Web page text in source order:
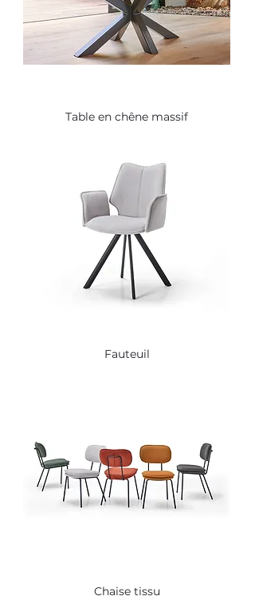
Table en chêne massif
Fauteuil
Chaise tissu